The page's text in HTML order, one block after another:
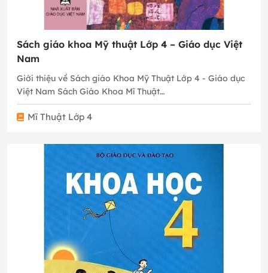
Sách giáo khoa Mỹ thuật Lớp 4 – Giáo dục Việt
Nam
Giới thiệu về Sách giáo Khoa Mỹ Thuật Lớp 4 - Giáo dục
Việt Nam Sách Giáo Khoa Mĩ Thuật…
Mĩ Thuật Lớp 4